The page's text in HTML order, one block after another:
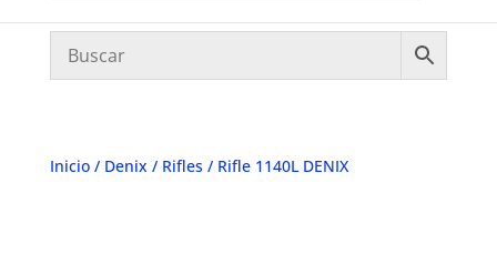
Inicio/ Denix / Rifles/ Rifle 1140L DENIX